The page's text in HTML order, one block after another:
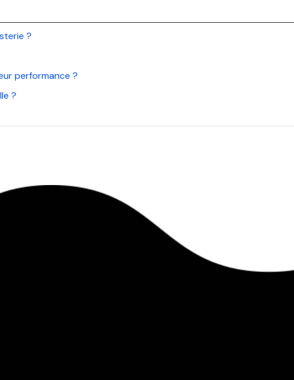
?
performance ?
?